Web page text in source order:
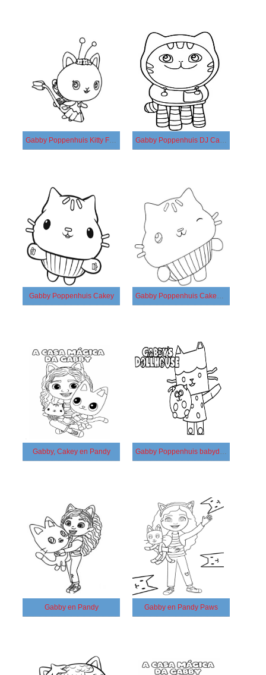
Gabby Poppenhuis Kitty Fairy Gabby Poppenhuis DJ Catnip
Gabby Poppenhuis Cakey Gabby Poppenhuis Cakey Cat
Gabby, Cakey en Pandy Gabby Poppenhuis babydoos
Gabby en Pandy Gabby en Pandy Paws